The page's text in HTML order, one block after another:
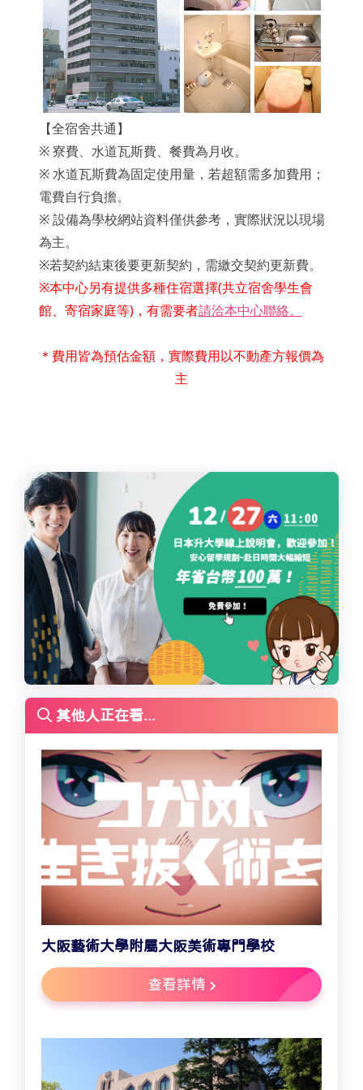
【全宿舍共通】
※ 寮費、水道瓦斯費、餐費為月收。
※ 水道瓦斯費為固定使用量，若超額需多加費用；
電費自行負擔。
※ 設備為學校網站資料僅供參考，實際狀況以現場
為主。
※若契約結束後要更新契約，需繳交契約更新費。
※本中心另有提供多種住宿選擇(共立宿舍學生會
館、寄宿家庭等)，有需要者請洽本中心聯絡。
＊費用皆為預估金額，實際費用以不動產方報價為
主
其他人正在看...
大阪藝術大學附屬大阪美術專門學校
查看詳情